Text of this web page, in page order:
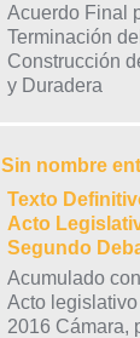
Acuerdo Final
Terminación
Construcción
y Duradera
Sin nombre
Texto
Acto
Segundo
Acumulado
Acto
2016 Cámara,